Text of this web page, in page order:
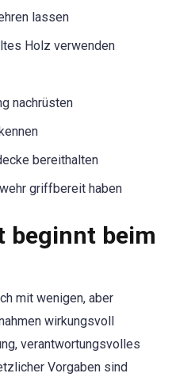
lassen
Holz verwenden
nachrüsten
bereithalten
griffbereit haben
beginnt beim
mit wenigen, aber
wirkungsvoll
verantwortungsvolles
Vorgaben sind